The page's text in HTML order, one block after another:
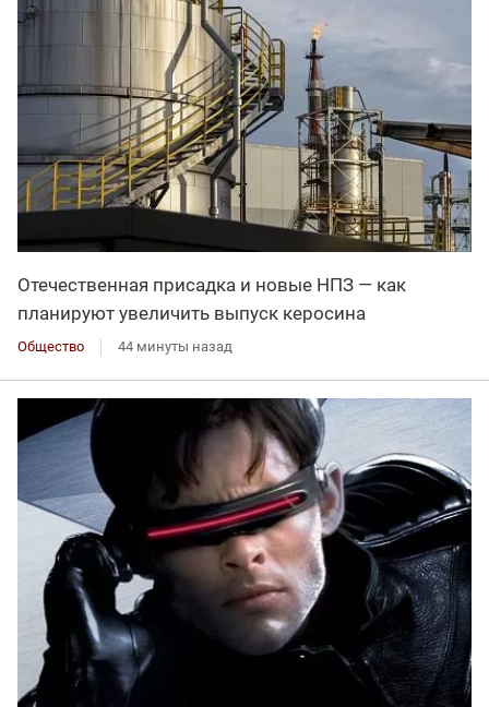
Отечественная присадка и новые НПЗ — как
планируют увеличить выпуск керосина
Общество 44 минуты назад